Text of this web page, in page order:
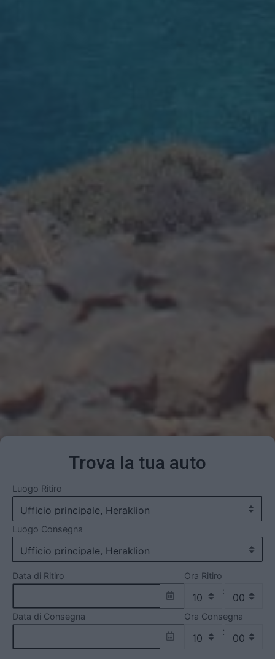
Trova la tua auto
Luogo Ritiro
Luogo Consegna
Data di Ritiro Ora Ritiro
:
Data di Consegna Ora Consegna
: